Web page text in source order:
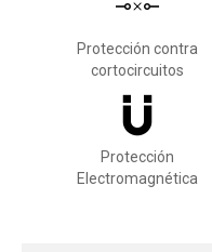
Protección contra
cortocircuitos
Protección
Electromagnética